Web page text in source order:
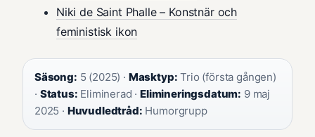
Niki de Saint Phalle – Konstnär och
feministisk ikon
Säsong: 5 (2025) · Masktyp: Trio (första gången)
· Status: Eliminerad ·Elimineringsdatum: 9 maj
2025 · Huvudledtråd: Humorgrupp